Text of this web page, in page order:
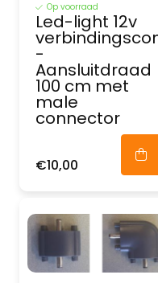
Op voorraad
Led-light 12v
-
Aansluitdraad
100 cm met
male
connector
€10,00